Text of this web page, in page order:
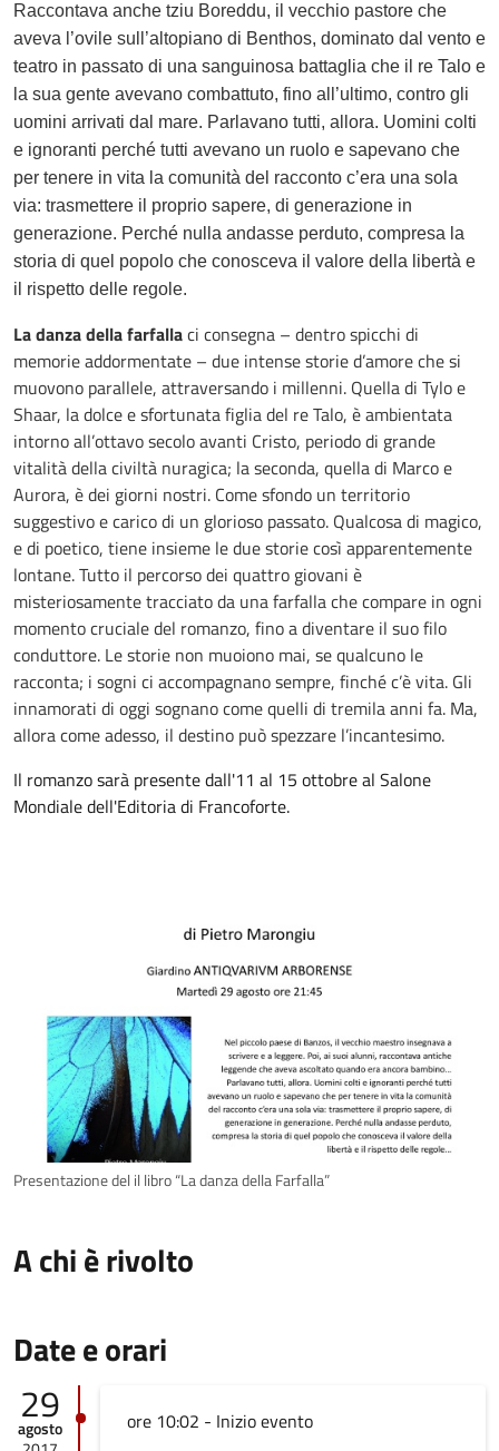
Raccontava anche tziu Boreddu, il vecchio pastore che
aveva l’ovile sull’altopiano di Benthos, dominato dal vento e
teatro in passato di una sanguinosa battaglia che il re Talo e
la sua gente avevano combattuto, fino all’ultimo, contro gli
uomini arrivati dal mare. Parlavano tutti, allora. Uomini colti
e ignoranti perché tutti avevano un ruolo e sapevano che
per tenere in vita la comunità del racconto c’era una sola
via: trasmettere il proprio sapere, di generazione in
generazione. Perché nulla andasse perduto, compresa la
storia di quel popolo che conosceva il valore della libertà e
il rispetto delle regole.
La danza della farfallaci consegna – dentro spicchi di
memorie addormentate – due intense storie d’amore che si
muovono parallele, attraversando i millenni. Quella di Tylo e
Shaar, la dolce e sfortunata figlia del re Talo, è ambientata
intorno all’ottavo secolo avanti Cristo, periodo di grande
vitalità della civiltà nuragica; la seconda, quella di Marco e
Aurora, è dei giorni nostri. Come sfondo un territorio
suggestivo e carico di un glorioso passato. Qualcosa di magico,
e di poetico, tiene insieme le due storie così apparentemente
lontane. Tutto il percorso dei quattro giovani è
misteriosamente tracciato da una farfalla che compare in ogni
momento cruciale del romanzo, fino a diventare il suo filo
conduttore. Le storie non muoiono mai, se qualcuno le
racconta; i sogni ci accompagnano sempre, finché c’è vita. Gli
innamorati di oggi sognano come quelli di tremila anni fa. Ma,
allora come adesso, il destino può spezzare l’incantesimo.
Il romanzo sarà presente dall'11 al 15 ottobre al Salone
Mondiale dell'Editoria di Francoforte.
Presentazione del il libro “La danza della Farfalla”
A chi è rivolto
Date e orari
29
agosto
ore 10:02 - Inizio evento